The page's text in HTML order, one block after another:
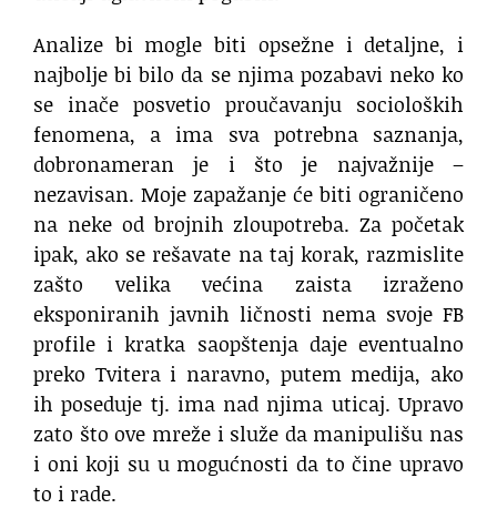
Analize bi mogle biti opsežne i detaljne, i
najbolje bi bilo da se njima pozabavi neko ko
se inače posvetio proučavanju socioloških
fenomena, a ima sva potrebna saznanja,
dobronameran je i što je najvažnije –
nezavisan. Moje zapažanje će biti ograničeno
na neke od brojnih zloupotreba. Za početak
ipak, ako se rešavate na taj korak, razmislite
zašto velika većina zaista izraženo
eksponiranih javnih ličnosti nema svoje FB
profile i kratka saopštenja daje eventualno
preko Tvitera i naravno, putem medija, ako
ih poseduje tj. ima nad njima uticaj. Upravo
zato što ove mreže i služe da manipulišu nas
i oni koji su u mogućnosti da to čine upravo
to i rade.